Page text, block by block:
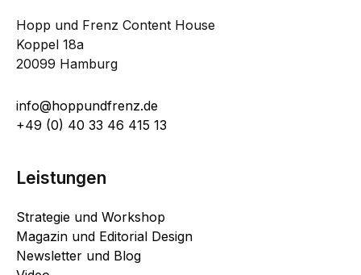
Hopp und Frenz Content House
Koppel 18a
20099 Hamburg
info@hoppundfrenz.de
+49 (0) 40 33 46 415 13
Leistungen
Strategie und Workshop
Magazin und Editorial Design
Newsletter und Blog